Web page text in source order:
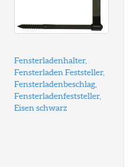
Fensterladenhalter,
Fensterladen Feststeller,
Fensterladenbeschlag,
Fensterladenfeststeller,
Eisen schwarz